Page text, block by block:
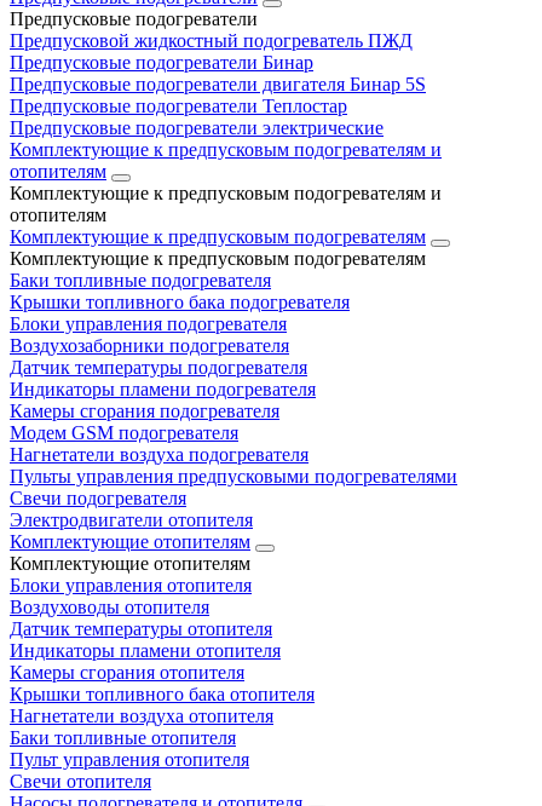
Предпусковые подогреватели
Предпусковой жидкостный подогреватель ПЖД
Предпусковые подогреватели Бинар
Предпусковые подогреватели двигателя Бинар 5S
Предпусковые подогреватели Теплостар
Предпусковые подогреватели электрические
Комплектующие к предпусковым подогревателям и
отопителям
Комплектующие к предпусковым подогревателям и
отопителям
Комплектующие к предпусковым подогревателям
Комплектующие к предпусковым подогревателям
Баки топливные подогревателя
Крышки топливного бака подогревателя
Блоки управления подогревателя
Воздухозаборники подогревателя
Датчик температуры подогревателя
Индикаторы пламени подогревателя
Камеры сгорания подогревателя
Модем GSM подогревателя
Нагнетатели воздуха подогревателя
Пульты управления предпусковыми подогревателями
Свечи подогревателя
Электродвигатели отопителя
Комплектующие отопителям
Комплектующие отопителям
Блоки управления отопителя
Воздуховоды отопителя
Датчик температуры отопителя
Индикаторы пламени отопителя
Камеры сгорания отопителя
Крышки топливного бака отопителя
Нагнетатели воздуха отопителя
Баки топливные отопителя
Пульт управления отопителя
Свечи отопителя